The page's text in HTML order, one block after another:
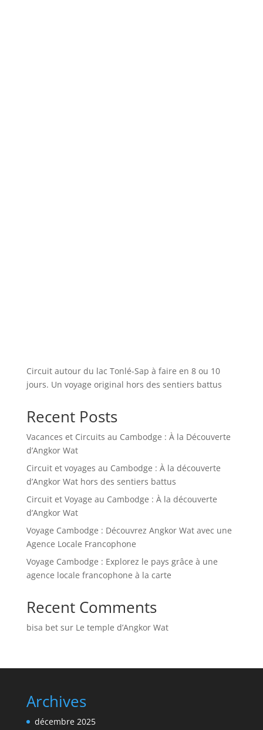
Circuit autour du lac Tonlé-Sap à faire en 8 ou 10
jours. Un voyage original hors des sentiers battus
Recent Posts
Vacances et Circuits au Cambodge : À la Découverte
d’Angkor Wat
Circuit et voyages au Cambodge : À la découverte
d’Angkor Wat hors des sentiers battus
Circuit et Voyage au Cambodge : À la découverte
d’Angkor Wat
Voyage Cambodge : Découvrez Angkor Wat avec une
Agence Locale Francophone
Voyage Cambodge : Explorez le pays grâce à une
agence locale francophone à la carte
Recent Comments
bisa betsur Le temple d’Angkor Wat
Archives
décembre 2025